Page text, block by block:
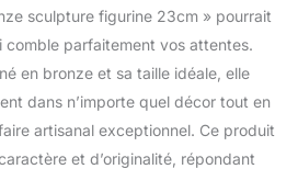
sculpture figurine 23cm » pourrait
parfaitement vos attentes.
en bronze et sa taille idéale, elle
dans n’importe quel décor tout en
artisanal exceptionnel. Ce produit
et d’originalité, répondant